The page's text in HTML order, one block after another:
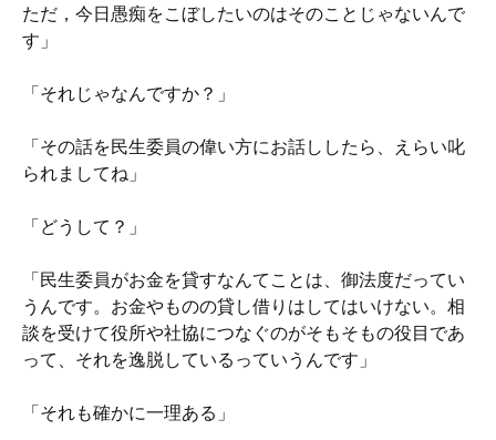
ただ，今日愚痴をこぼしたいのはそのことじゃないんで
す」
「それじゃなんですか？」
「その話を民生委員の偉い方にお話ししたら、えらい叱
られましてね」
「どうして？」
「民生委員がお金を貸すなんてことは、御法度だってい
うんです。お金やものの貸し借りはしてはいけない。相
談を受けて役所や社協につなぐのがそもそもの役目であ
って、それを逸脱しているっていうんです」
「それも確かに一理ある」